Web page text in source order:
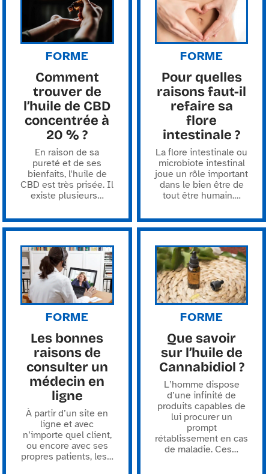
FORME
Comment
trouver de
l’huile de CBD
concentrée à
20 % ?
En raison de sa
pureté et de ses
bienfaits, l'huile de
CBD est très prisée. Il
existe plusieurs…
FORME
Pour quelles
raisons faut-il
refaire sa
flore
intestinale ?
La flore intestinale ou
microbiote intestinal
joue un rôle important
dans le bien être de
tout être humain.…
FORME
Les bonnes
raisons de
consulter un
médecin en
ligne
À partir d’un site en
ligne et avec
n’importe quel client,
ou encore avec ses
propres patients, les…
FORME
Que savoir
sur l’huile de
Cannabidiol ?
L’homme dispose
d’une infinité de
produits capables de
lui procurer un
prompt
rétablissement en cas
de maladie. Ces…